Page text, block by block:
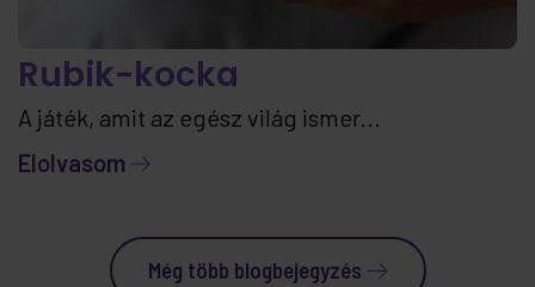
Rubik-kocka
A játék, amit az egész világ ismer...
Elolvasom
Még több blogbejegyzés